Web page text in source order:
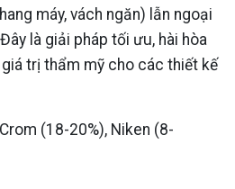
máy, vách ngăn) lẫn ngoại
là giải pháp tối ưu, hài hòa
trị thẩm mỹ cho các thiết kế
Crom (18-20%), Niken (8-